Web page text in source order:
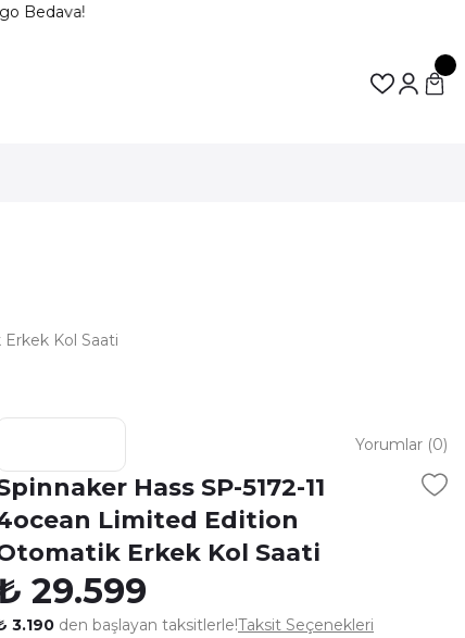
Bedava!
Kol Saati
Yorumlar (0)
Hass SP-5172-11
Limited Edition
Erkek Kol Saati
29.599
3.190 den başlayan taksitlerle!Taksit Seçenekleri